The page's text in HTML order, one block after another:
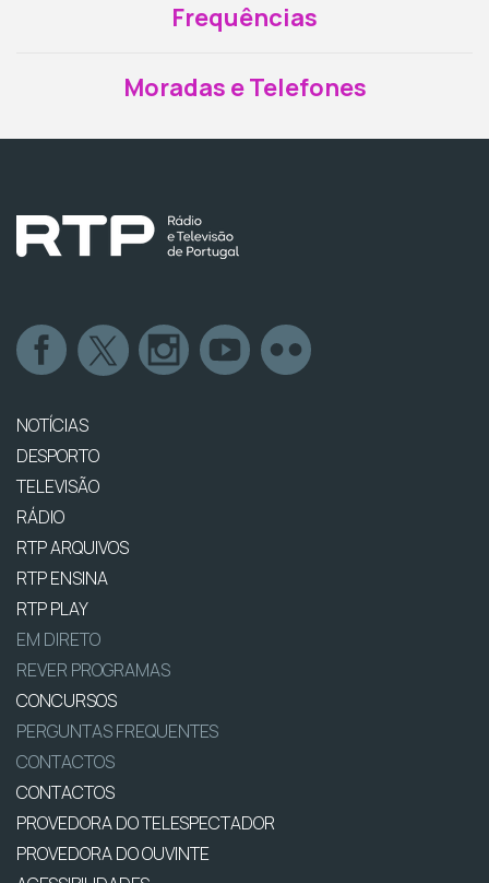
Frequências
Moradas e Telefones
NOTÍCIAS
DESPORTO
TELEVISÃO
RÁDIO
RTP ARQUIVOS
RTP ENSINA
RTP PLAY
EM DIRETO
REVER PROGRAMAS
CONCURSOS
PERGUNTAS FREQUENTES
CONTACTOS
CONTACTOS
PROVEDORA DO TELESPECTADOR
PROVEDORA DO OUVINTE